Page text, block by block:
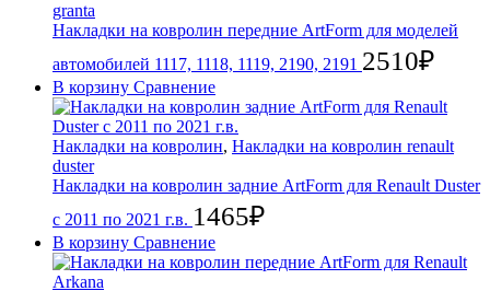
granta
Накладки на ковролин передние ArtForm для моделей
автомобилей 1117, 1118, 1119, 2190, 2191 2510₽
В корзину Сравнение
Накладки на ковролин, Накладки на ковролин renault
duster
Накладки на ковролин задние ArtForm для Renault Duster
с 2011 по 2021 г.в. 1465₽
В корзину Сравнение